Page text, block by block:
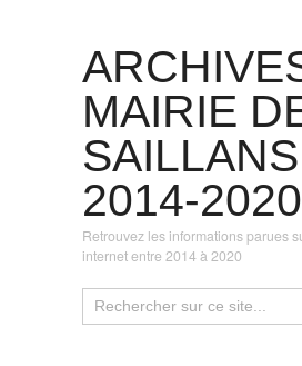
MAIRIE
SAILLANS
2014-2020
Retrouvez les informations parues
internet entre 2014 à 2020